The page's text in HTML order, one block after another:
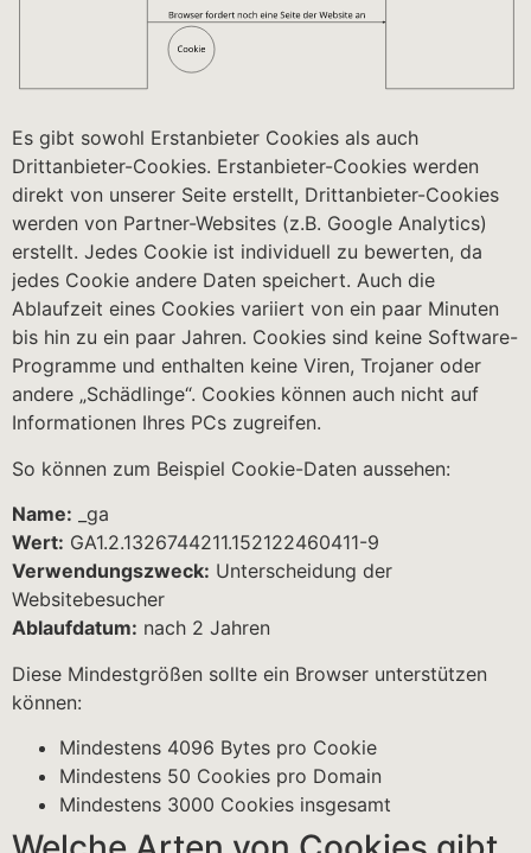
Es gibt sowohl Erstanbieter Cookies als auch
Drittanbieter-Cookies. Erstanbieter-Cookies werden
direkt von unserer Seite erstellt, Drittanbieter-Cookies
werden von Partner-Websites (z.B. Google Analytics)
erstellt. Jedes Cookie ist individuell zu bewerten, da
jedes Cookie andere Daten speichert. Auch die
Ablaufzeit eines Cookies variiert von ein paar Minuten
bis hin zu ein paar Jahren. Cookies sind keine Software-
Programme und enthalten keine Viren, Trojaner oder
andere „Schädlinge“. Cookies können auch nicht auf
Informationen Ihres PCs zugreifen.
So können zum Beispiel Cookie-Daten aussehen:
Name: _ga
Wert: GA1.2.1326744211.152122460411-9
Verwendungszweck: Unterscheidung der
Websitebesucher
Ablaufdatum: nach 2 Jahren
Diese Mindestgrößen sollte ein Browser unterstützen
können:
Mindestens 4096 Bytes pro Cookie
Mindestens 50 Cookies pro Domain
Mindestens 3000 Cookies insgesamt